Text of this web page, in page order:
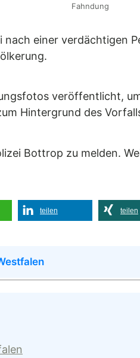
Fahndung
nach einer verdächtigen
veröffentlicht,
Hintergrund des
Bottrop zu melden.
teilen teilen